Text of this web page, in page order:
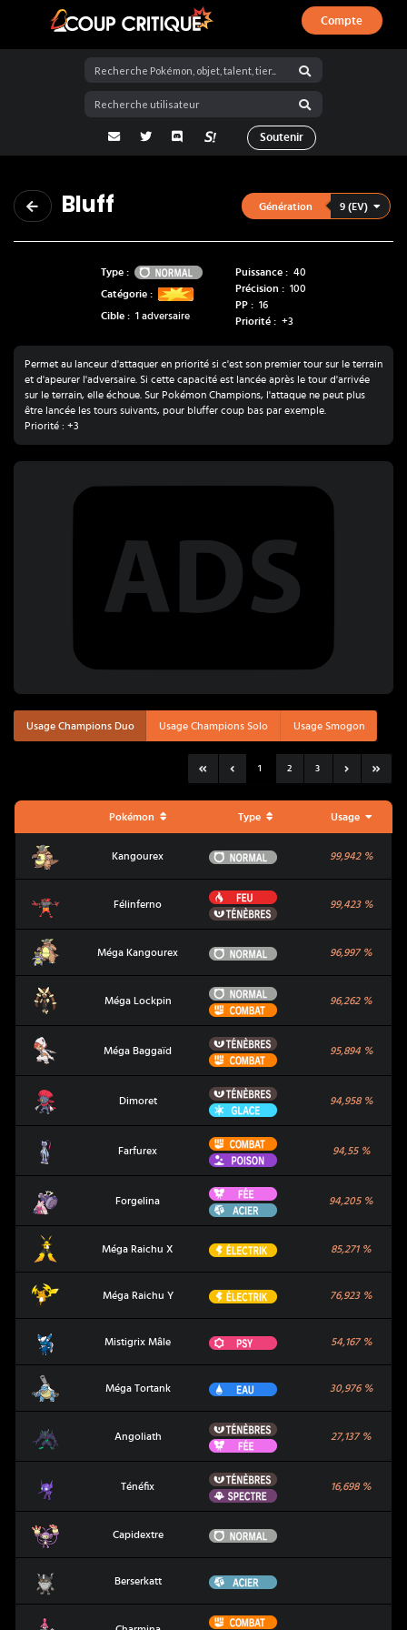
Coup Critique
Compte
adresse email
Twitter Discord La Salty Room sur Pokémon
Soutenir
Bluff Génération 9 (EV)
Type : Normal
Catégorie :
Cible : 1 adversaire
Puissance : 40
Précision : 100
PP : 16
Priorité : +3
Permet au lanceur d'attaquer en priorité si c'est son premier tour sur le terrain
et d'apeurer l'adversaire. Si cette capacité est lancée après le tour d'arrivée
sur le terrain, elle échoue. Sur Pokémon Champions, l'attaque ne peut plus
être lancée les tours suivants, pour bluffer coup bas par exemple.
Priorité : +3
Usage Champions Duo Usage Champions Solo Usage Smogon
1 2 3
Pokémon Type Usage
Kangourex Normal 99,942%
Félinferno
Feu
Ténèbres
99,423%
Méga Kangourex Normal 96,997%
Méga Lockpin
Normal
Combat
96,262%
Méga Baggaïd
Ténèbres
Combat
95,894%
Dimoret
Ténèbres
Glace
94,958%
Farfurex
Combat
Poison
94,55%
Forgelina
Fée
Acier
94,205%
Méga Raichu X Électrik 85,271%
Méga Raichu Y
Méga Raichu Y Électrik 76,923%
Mistigrix Mâle Psy 54,167%
Méga Tortank Eau 30,976%
Angoliath
Ténèbres
Fée
27,137%
Ténéfix
Ténèbres
Spectre
16,698%
Capidextre Normal
Berserkatt Acier
Combat